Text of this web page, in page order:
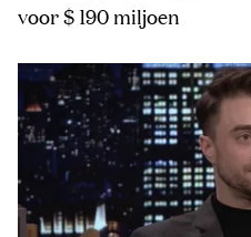
voor $ 190 miljoen